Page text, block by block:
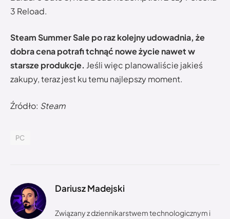
3 Reload.
Steam Summer Sale po raz kolejny udowadnia, że
dobra cena potrafi tchnąć nowe życie nawet w
starsze produkcje. Jeśli więc planowaliście jakieś
zakupy, teraz jest ku temu najlepszy moment.
Źródło: Steam
PC
Dariusz Madejski
Związany z dziennikarstwem technologicznym i